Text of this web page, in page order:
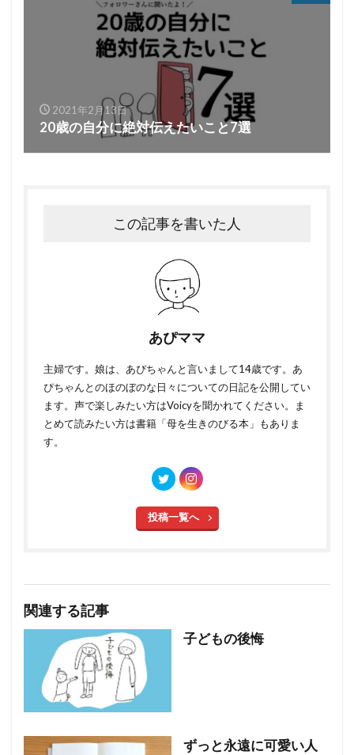
2021年2月13日
20歳の自分に絶対伝えたいこと7選
この記事を書いた人
あぴママ
主婦です。娘は、あぴちゃんと言いまして14歳です。あ
ぴちゃんとのほのぼのな日々についての日記を公開してい
ます。声で楽しみたい方はVoicyを聞かれてください。ま
とめて読みたい方は書籍「母を生きのびる本」もありま
す。
投稿一覧へ
関連する記事
子どもの後悔
ずっと永遠に可愛い人